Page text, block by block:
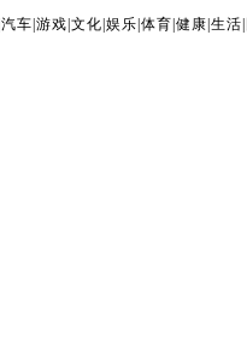
汽车 游戏 文化 娱乐 体育 健康 生活